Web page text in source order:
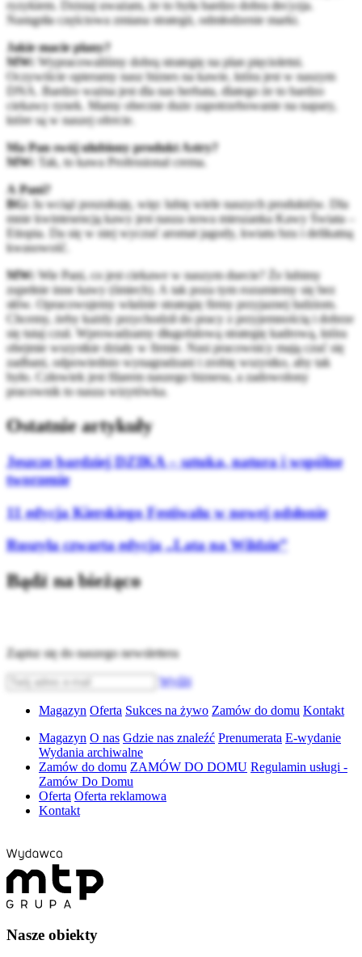
ryzykiem. Dzisiaj uważam, że to była bardzo dobra decyzja.
Nastąpiła częściowa zmiana strategii, odmłodzenie marki.
Jakie macie plany?
MW: Wypracowaliśmy dobrą strategię na plan pięcioletni.
Oczywiście opieramy nasz biznes na kawie, która jest w naszym
DNA. Bardzo ważna jest dla nas herbata, dlatego że to bardzo
ciekawy rynek. Mamy obecnie duże zapotrzebowanie na napary,
które są w naszej ofercie.
Ma Pan swój ulubiony produkt Astry?
MW:
Tak, to kawa Professional crema.
A Pani?
BG: Ja wciąż poszukuję, więc lubię wiele naszych produktów. Dla
mnie kwintesencją kawy jest nasza nowa mieszanka Kawy Świata –
Etiopia. Da się w niej wyczuć aromat jagody, kwiatu bzu i delikatną
kwasowość.
MW: Wie Pani, co jest ciekawe w naszym duecie? Że lubimy
zupełnie inne kawy (śmiech). A tak poza tym rozumiemy się bez
słów. Opracowujemy właśnie strategię firmy przyjaznej ludziom.
Chcemy, żeby każdy przychodził do pracy z przyjemnością i dobrze
się tutaj czuł. Wprowadzamy długofalową strategię kadrową, która
obejmie wszystkie działy w firmie. Nasi pracownicy mają czuć się
zadbani, odpowiednio wynagradzani i zrobię wszystko, aby tak
było. Człowiek jest filarem naszego biznesu, a zadowolony
pracownik to nasza wizytówka.
Ostatnie artykuły
Jeszcze bardziej DZIKA – sztuka, natura i wspólne
tworzenie
11 edycja Kierskiego Festiwalu w nowej odsłonie
Ruszyła czwarta edycja „Lata na Wildzie”
Bądź na bieżąco
Zapisz się do naszego newslettera
Wyślij
Magazyn Oferta Sukces na żywo Zamów do domu Kontakt
Magazyn O nas Gdzie nas znaleźć Prenumerata E-wydanie
Wydania archiwalne
Zamów do domu ZAMÓW DO DOMU Regulamin usługi -
Zamów Do Domu
Oferta Oferta reklamowa
Kontakt
Nasze obiekty